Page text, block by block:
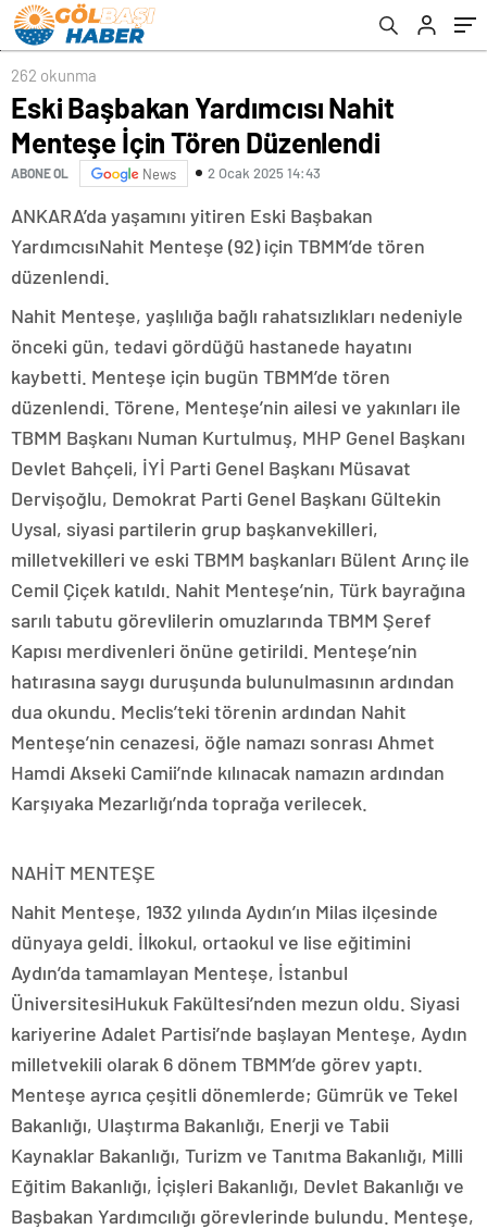
262 okunma
Eski Başbakan Yardımcısı Nahit
Menteşe İçin Tören Düzenlendi
ABONE OL News 2 Ocak 2025 14:43
ANKARA’da yaşamını yitiren Eski Başbakan
YardımcısıNahit Menteşe (92) için TBMM’de tören
düzenlendi.
Nahit Menteşe, yaşlılığa bağlı rahatsızlıkları nedeniyle
önceki gün, tedavi gördüğü hastanede hayatını
kaybetti. Menteşe için bugün TBMM’de tören
düzenlendi. Törene, Menteşe’nin ailesi ve yakınları ile
TBMM Başkanı Numan Kurtulmuş, MHP Genel Başkanı
Devlet Bahçeli, İYİ Parti Genel Başkanı Müsavat
Dervişoğlu, Demokrat Parti Genel Başkanı Gültekin
Uysal, siyasi partilerin grup başkanvekilleri,
milletvekilleri ve eski TBMM başkanları Bülent Arınç ile
Cemil Çiçek katıldı. Nahit Menteşe’nin, Türk bayrağına
sarılı tabutu görevlilerin omuzlarında TBMM Şeref
Kapısı merdivenleri önüne getirildi. Menteşe’nin
hatırasına saygı duruşunda bulunulmasının ardından
dua okundu. Meclis’teki törenin ardından Nahit
Menteşe’nin cenazesi, öğle namazı sonrası Ahmet
Hamdi Akseki Camii’nde kılınacak namazın ardından
Karşıyaka Mezarlığı’nda toprağa verilecek.
NAHİT MENTEŞE
Nahit Menteşe, 1932 yılında Aydın’ın Milas ilçesinde
dünyaya geldi. İlkokul, ortaokul ve lise eğitimini
Aydın’da tamamlayan Menteşe, İstanbul
ÜniversitesiHukuk Fakültesi’nden mezun oldu. Siyasi
kariyerine Adalet Partisi’nde başlayan Menteşe, Aydın
milletvekili olarak 6 dönem TBMM’de görev yaptı.
Menteşe ayrıca çeşitli dönemlerde; Gümrük ve Tekel
Bakanlığı, Ulaştırma Bakanlığı, Enerji ve Tabii
Kaynaklar Bakanlığı, Turizm ve Tanıtma Bakanlığı, Milli
Eğitim Bakanlığı, İçişleri Bakanlığı, Devlet Bakanlığı ve
Başbakan Yardımcılığı görevlerinde bulundu. Menteşe,